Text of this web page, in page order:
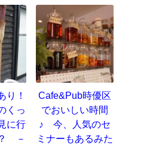
り！
くっ
に行
－
Cafe&Pub時優区
でおいしい時間
♪ 今、人気のセ
ミナーもあるみた